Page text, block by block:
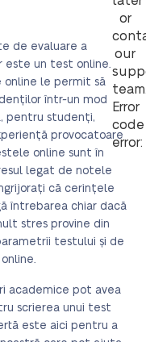
or
our
Error
code
error:
de evaluare a
este un test online.
online le permit să
într-un mod
pentru studenți,
provocatoare
online sunt în
legat de notele
că cerințele
întrebarea chiar dacă
stres provine din
testului și de
academice pot avea
scrierea unui test
este aici pentru a